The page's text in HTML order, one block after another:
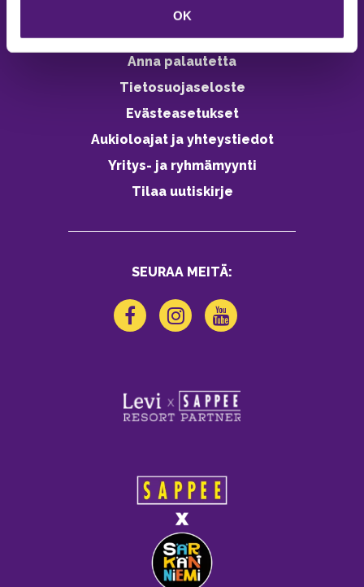
OK
Ympäristöohjelma
Avoimet työpaikat
Anna palautetta
Tietosuojaseloste
Evästeasetukset
Aukioloajat ja yhteystiedot
Yritys- ja ryhmämyynti
Tilaa uutiskirje
SEURAA MEITÄ: